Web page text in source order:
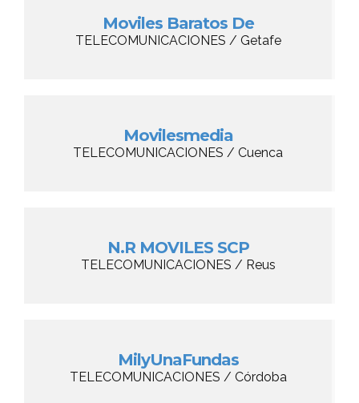
Moviles Baratos De
TELECOMUNICACIONES / Getafe
Movilesmedia
TELECOMUNICACIONES / Cuenca
N.R MOVILES SCP
TELECOMUNICACIONES / Reus
MilyUnaFundas
TELECOMUNICACIONES / Córdoba